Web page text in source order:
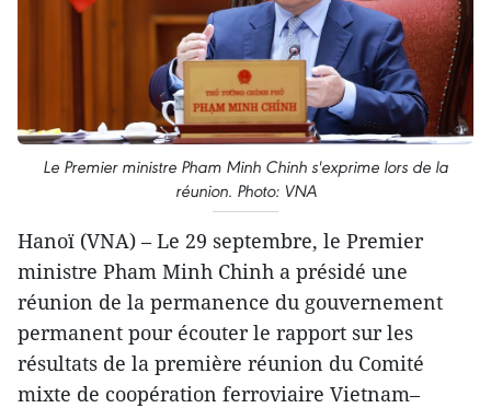
Le Premier ministre Pham Minh Chinh s'exprime lors de la
réunion. Photo: VNA
Hanoï (VNA) – Le 29 septembre, le Premier
ministre Pham Minh Chinh a présidé une
réunion de la permanence du gouvernement
permanent pour écouter le rapport sur les
résultats de la première réunion du Comité
mixte de coopération ferroviaire Vietnam–